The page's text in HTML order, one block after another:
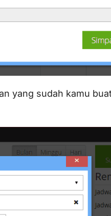
yang sudah kamu